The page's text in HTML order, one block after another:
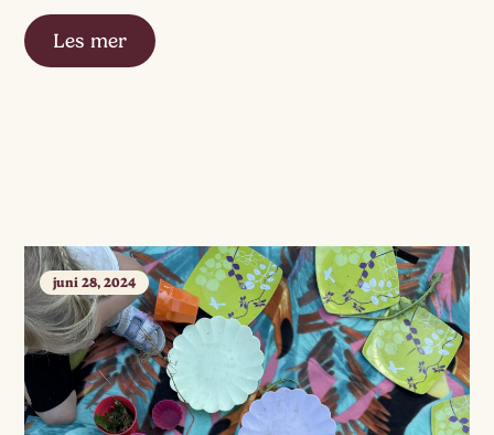
Les mer
juni 28, 2024